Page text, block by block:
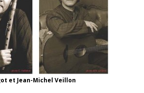
et Jean-Michel Veillon